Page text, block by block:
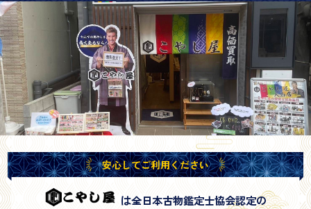
安心してご利用ください
は全日本古物鑑定士協会認定の